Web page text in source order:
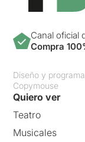
Canal oficial
Compra
Diseño y
Copymouse
Quiero ver
Teatro
Musicales